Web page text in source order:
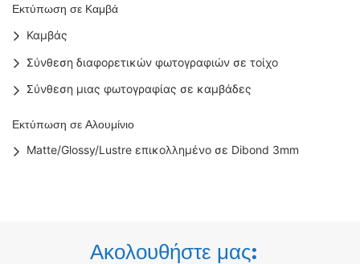
Εκτύπωση σε Καμβά
Καμβάς
Σύνθεση διαφορετικών φωτογραφιών σε τοίχο
Σύνθεση μιας φωτογραφίας σε καμβάδες
Εκτύπωση σε Αλουμίνιο
Matte/Glossy/Lustre επικολλημένο σε Dibond 3mm
Ακολουθήστε μας: